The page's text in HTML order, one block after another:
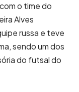
o time do
Alves
russa e teve
sendo um dos
do futsal do